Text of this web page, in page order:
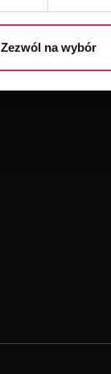
Zezwól na wybór